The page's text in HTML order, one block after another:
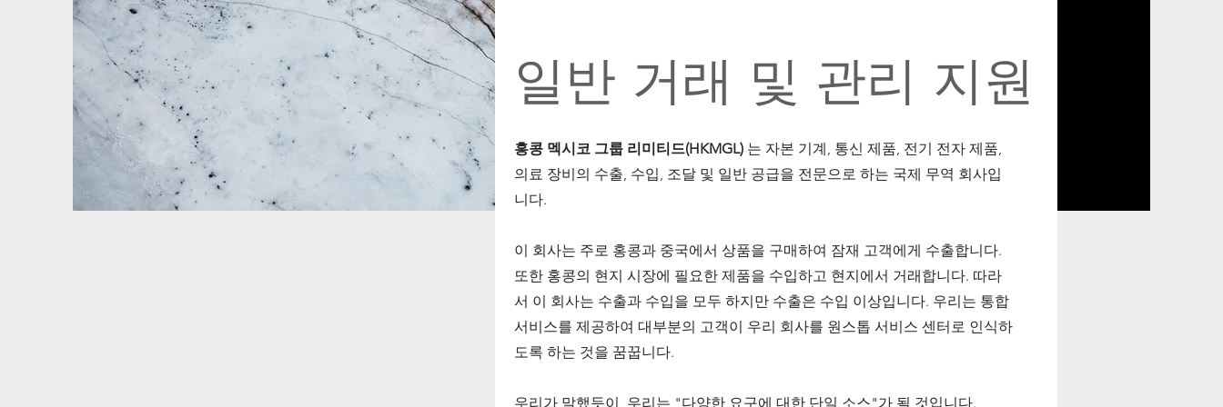
일반 거래 및 관리 지원
홍콩 멕시코 그룹 리미티드(HKMGL) 는 자본 기계, 통신 제품, 전기 전자 제품,
의료 장비의 수출, 수입, 조달 및 일반 공급을 전문으로 하는 국제 무역 회사입
니다.
이 회사는 주로 홍콩과 중국에서 상품을 구매하여 잠재 고객에게 수출합니다.
또한 홍콩의 현지 시장에 필요한 제품을 수입하고 현지에서 거래합니다. 따라
서 이 회사는 수출과 수입을 모두 하지만 수출은 수입 이상입니다. 우리는 통합
서비스를 제공하여 대부분의 고객이 우리 회사를 원스톱 서비스 센터로 인식하
도록 하는 것을 꿈꿉니다.
우리가 말했듯이, 우리는 "다양한 요구에 대한 단일 소스"가 될 것입니다.